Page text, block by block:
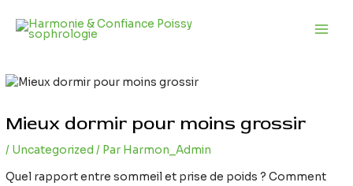
contenu
Mieux dormir pour moins grossir
/ Uncategorized / Par Harmon_Admin
Quel rapport entre sommeil et prise de poids ? Comment
des
articles